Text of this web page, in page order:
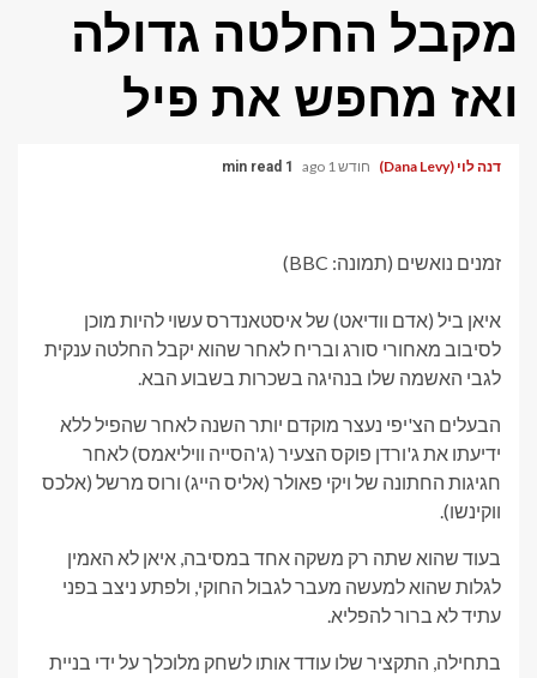
מקבל החלטה גדולה
ואז מחפש את פיל
דנה לוי (Dana Levy) חודש 1 ago 1 min read
זמנים נואשים (תמונה: BBC)
איאן ביל (אדם וודיאט) של איסטאנדרס עשוי להיות מוכן
לסיבוב מאחורי סורג ובריח לאחר שהוא יקבל החלטה ענקית
לגבי האשמה שלו בנהיגה בשכרות בשבוע הבא.
הבעלים הצ'יפי נעצר מוקדם יותר השנה לאחר שהפיל ללא
ידיעתו את ג'ורדן פוקס הצעיר (ג'הסייה וויליאמס) לאחר
חגיגות החתונה של ויקי פאולר (אליס הייג) ורוס מרשל (אלכס
ווקינשו).
בעוד שהוא שתה רק משקה אחד במסיבה, איאן לא האמין
לגלות שהוא למעשה מעבר לגבול החוקי, ולפתע ניצב בפני
עתיד לא ברור להפליא.
בתחילה, התקציר שלו עודד אותו לשחק מלוכלך על ידי בניית